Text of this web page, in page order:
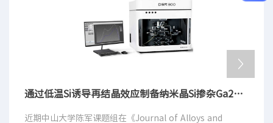
通过低温Si诱导再结晶效应制备纳米晶Si掺杂Ga2O3薄膜用于日盲紫外探测
近期中山大学陈军课题组在《Journal of Alloys and